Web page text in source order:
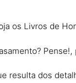
os Livros de
resulta dos